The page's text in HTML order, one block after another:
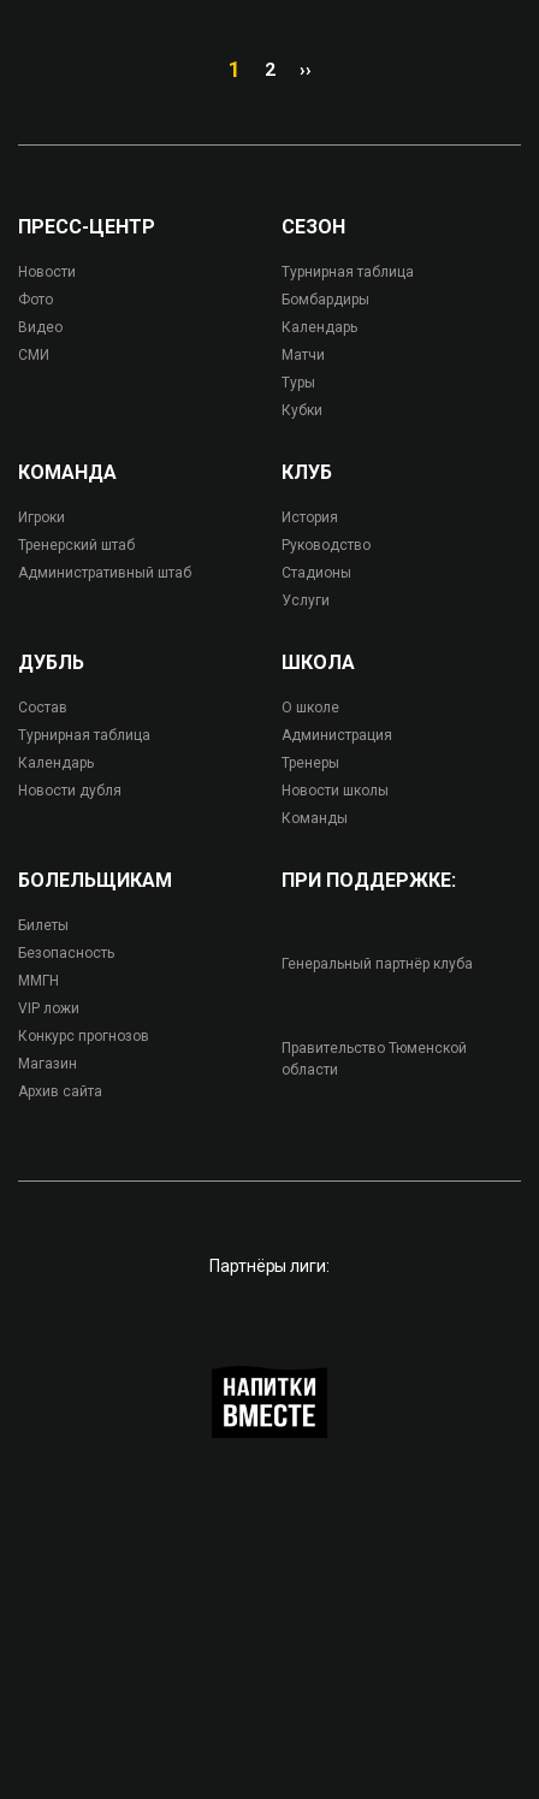
1 2 ››
ПРЕСС-ЦЕНТР
Новости
Фото
Видео
СМИ
СЕЗОН
Турнирная таблица
Бомбардиры
Календарь
Матчи
Туры
Кубки
КОМАНДА
Игроки
Тренерский штаб
Административный штаб
КЛУБ
История
Руководство
Стадионы
Услуги
ДУБЛЬ
Состав
Турнирная таблица
Календарь
Новости дубля
ШКОЛА
О школе
Администрация
Тренеры
Новости школы
Команды
БОЛЕЛЬЩИКАМ
Билеты
Безопасность
ММГН
VIP ложи
Конкурс прогнозов
Магазин
Архив сайта
ПРИ ПОДДЕРЖКЕ:
Генеральный партнёр клуба
Правительство Тюменской
области
Партнёры лиги: